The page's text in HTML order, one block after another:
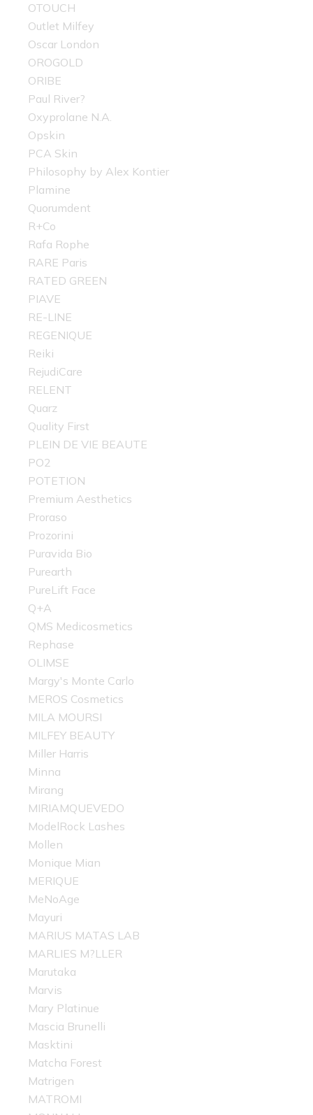
OTOUCH
Outlet Milfey
Oscar London
OROGOLD
ORIBE
Paul River?
Oxyprolane N.A.
Opskin
PCA Skin
Philosophy by Alex Kontier
Plamine
Quorumdent
R+Co
Rafa Rophe
RARE Paris
RATED GREEN
PIAVE
RE-LINE
REGENIQUE
Reiki
RejudiCare
RELENT
Quarz
Quality First
PLEIN DE VIE BEAUTE
PO2
POTETION
Premium Aesthetics
Proraso
Prozorini
Puravida Bio
Purearth
PureLift Face
Q+A
QMS Medicosmetics
Rephase
OLIMSE
Margy's Monte Carlo
MEROS Cosmetics
MILA MOURSI
MILFEY BEAUTY
Miller Harris
Minna
Mirang
MIRIAMQUEVEDO
ModelRock Lashes
Mollen
Monique Mian
MERIQUE
MeNoAge
Mayuri
MARIUS MATAS LAB
MARLIES M?LLER
Marutaka
Marvis
Mary Platinue
Mascia Brunelli
Masktini
Matcha Forest
Matrigen
MATROMI